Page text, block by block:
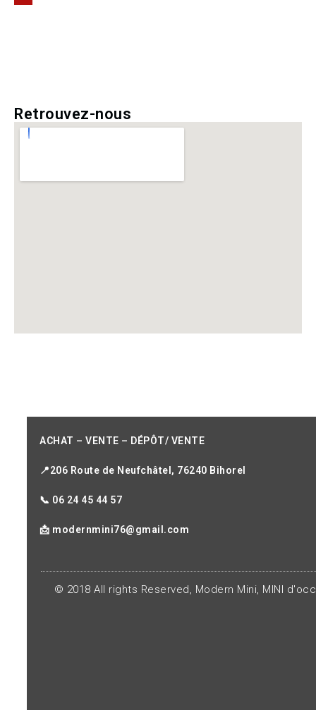
Retrouvez-nous
ACHAT – VENTE – DÉPÔT/ VENTE
📍206 Route de Neufchâtel, 76240 Bihorel
📞 06 24 45 44 57
📩 modernmini76@gmail.com
© 2018 All rights Reserved, Modern Mini, MINI